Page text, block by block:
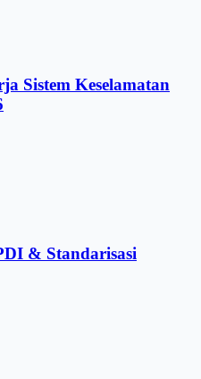
Sistem Keselamatan
& Standarisasi